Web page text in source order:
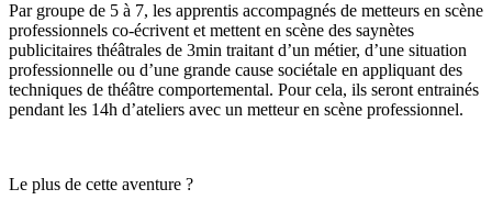
Par groupe de 5 à 7, les apprentis accompagnés de metteurs en scène
professionnels co-écrivent et mettent en scène des saynètes
publicitaires théâtrales de 3min traitant d’un métier, d’une situation
professionnelle ou d’une grande cause sociétale en appliquant des
techniques de théâtre comportemental. Pour cela, ils seront entrainés
pendant les 14h d’ateliers avec un metteur en scène professionnel.
Le plus de cette aventure ?